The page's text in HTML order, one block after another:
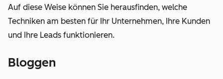
Auf diese Weise können Sie herausfinden, welche
Techniken am besten für Ihr Unternehmen, Ihre Kunden
und Ihre Leads funktionieren.
Bloggen